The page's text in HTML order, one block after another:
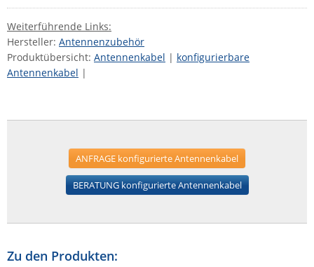
Weiterführende Links:
Hersteller: Antennenzubehör
Produktübersicht: Antennenkabel | konfigurierbare
Antennenkabel |
ANFRAGE konfigurierte Antennenkabel
BERATUNG konfigurierte Antennenkabel
Zu den Produkten: